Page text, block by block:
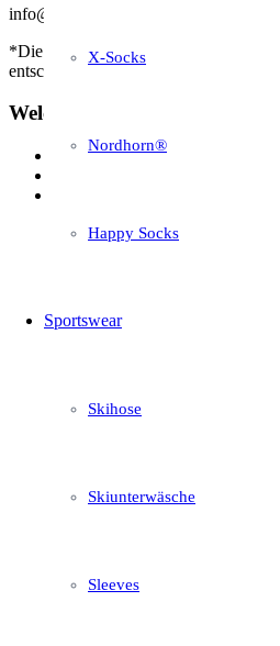
X-Socks
Nordhorn®
Happy Socks
Sportswear
Skihose
Skiunterwäsche
Sleeves
info@sport-socken.net
*Die vorgestellten Strümpfe wurden
entscheidest verdiene ich daran eine
Welche Wolle?
Merinowolle